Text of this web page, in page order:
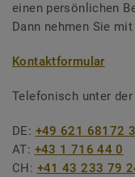
einen persönlichen
Dann nehmen Sie
Kontaktformular
Telefonisch unter
DE: +49 621 68172
AT: +43 1 716 44 0
CH: +41 43 233 79